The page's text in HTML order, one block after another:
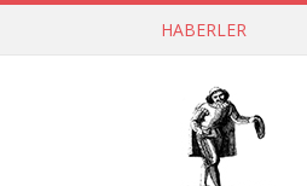
HABERLER